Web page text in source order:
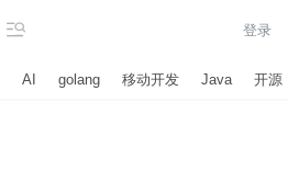
 登录
AI golang 移动开发 Java 开源